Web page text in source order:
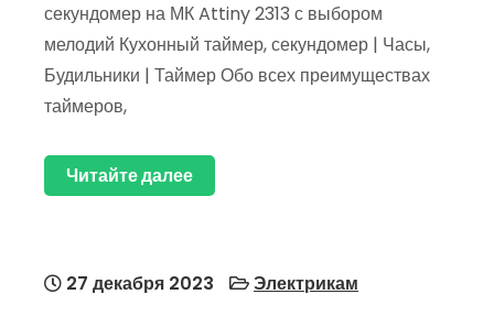
секундомер на МК Attiny 2313 с выбором
мелодий Кухонный таймер, секундомер | Часы,
Будильники | Таймер Обо всех преимуществах
таймеров,
Читайте далее
27 декабря 2023 Электрикам